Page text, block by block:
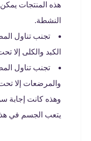
هذه المنتجات
النشطة.
تجنب تناول
الكبد والكلى
تجنب تناول
والمرضعات إلا
وهذه كانت إجابة
يتعب الجسم في